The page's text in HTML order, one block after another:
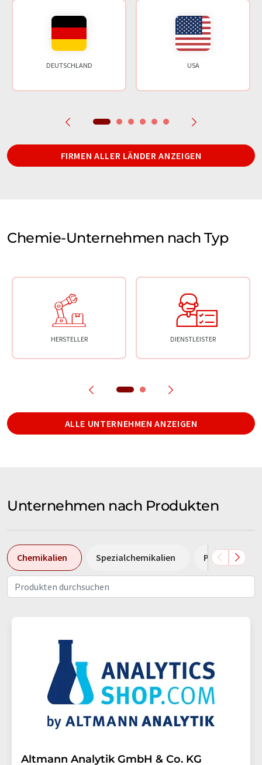
DEUTSCHLAND USA
FIRMEN ALLER LÄNDER ANZEIGEN
Chemie-Unternehmen nach Typ
HERSTELLER DIENSTLEISTER
ALLE UNTERNEHMEN ANZEIGEN
Unternehmen nach Produkten
Chemikalien Spezialchemikalien Pumpen
Altmann Analytik GmbH & Co. KG